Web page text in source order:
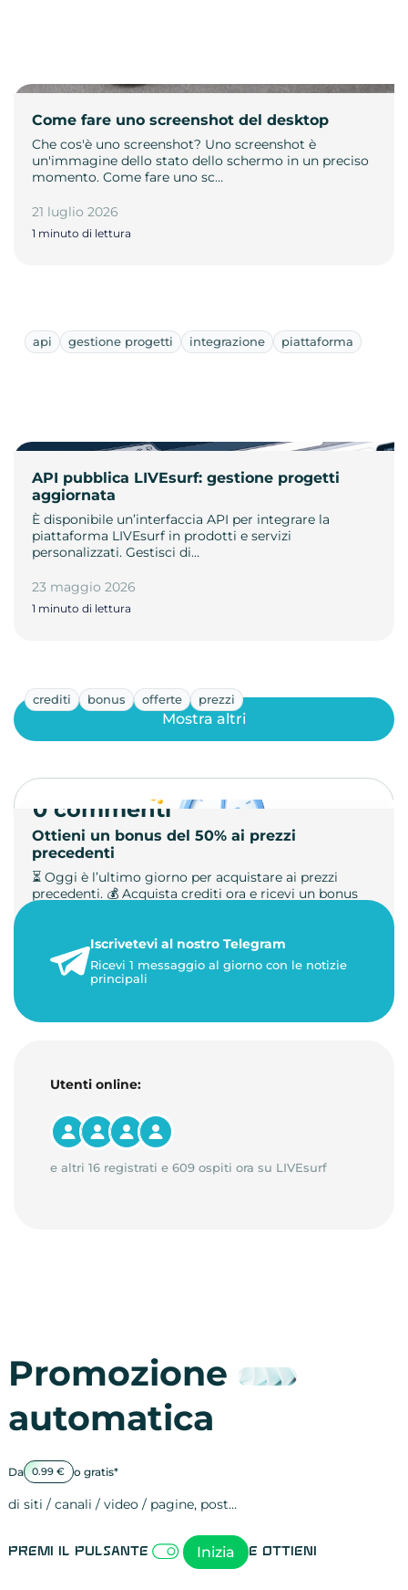
Come fare uno screenshot del desktop
Che cos'è uno screenshot? Uno screenshot è
un'immagine dello stato dello schermo in un preciso
momento. Come fare uno sc…
21 luglio 2026
1 minuto di lettura
api gestione progetti integrazione piattaforma
API pubblica LIVEsurf: gestione progetti
aggiornata
È disponibile un’interfaccia API per integrare la
piattaforma LIVEsurf in prodotti e servizi
personalizzati. Gestisci di…
23 maggio 2026
1 minuto di lettura
crediti bonus offerte prezzi
Ottieni un bonus del 50% ai prezzi
precedenti
⏳ Oggi è l’ultimo giorno per acquistare ai prezzi
precedenti. 💰 Acquista crediti ora e ricevi un bonus
23 maggio 2026
1 minuto di lettura
Mostra altri
0 commenti
Iscrivetevi al nostro Telegram
Ricevi 1 messaggio al giorno con le notizie
principali
Utenti online:
e altri 16 registrati e 609 ospiti ora su LIVEsurf
Promozione
automatica
Da 0.99 € o gratis*
di siti / canali / video / pagine, post…
Premi il pulsante Inizia e ottieni